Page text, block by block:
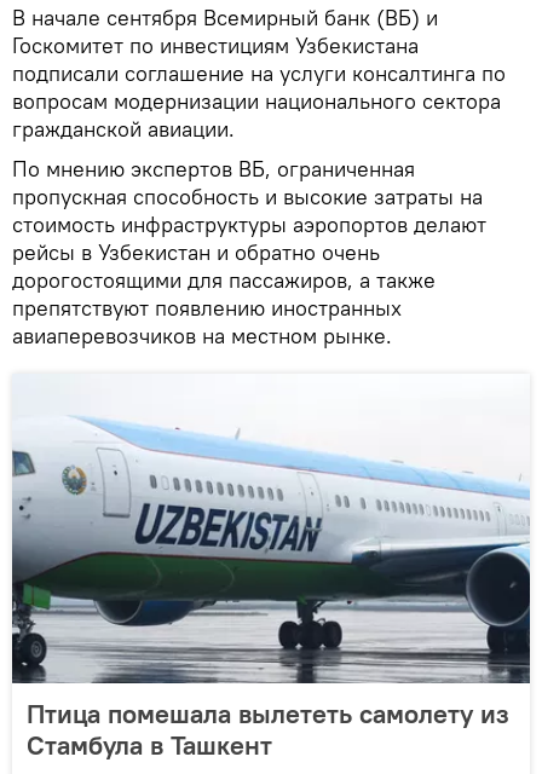
В начале сентября Всемирный банк (ВБ) и
Госкомитет по инвестициям Узбекистана
подписали соглашение на услуги консалтинга по
вопросам модернизации национального сектора
гражданской авиации.
По мнению экспертов ВБ, ограниченная
пропускная способность и высокие затраты на
стоимость инфраструктуры аэропортов делают
рейсы в Узбекистан и обратно очень
дорогостоящими для пассажиров, а также
препятствуют появлению иностранных
авиаперевозчиков на местном рынке.
Птица помешала вылететь самолету из
Стамбула в Ташкент